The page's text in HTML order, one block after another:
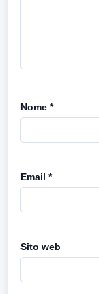
Nome *
Email *
Sito web